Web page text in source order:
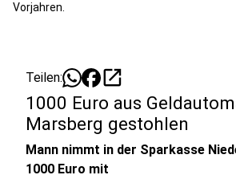
Vorjahren.
Teilen: open_in_new
1000 Euro aus
Marsberg gestohlen
Mann nimmt in der Sparkasse
1000 Euro mit